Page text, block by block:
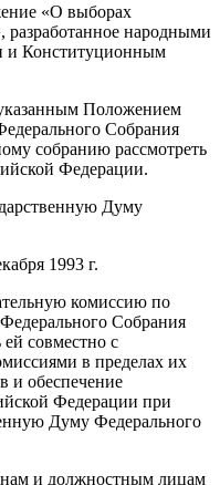
«О выборах
разработанное народными
и Конституционным
Положением
Собрания
собранию рассмотреть
Федерации.
Думу
1993 г.
комиссию по
Собрания
совместно с
в пределах их
и обеспечение
Федерации при
Думу Федерального
и должностным лицам